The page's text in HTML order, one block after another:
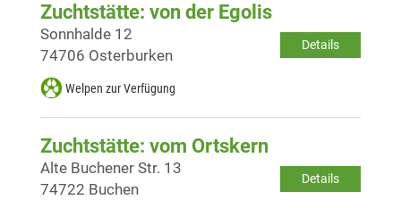
Zuchtstätte: von der Egolis
Details
Sonnhalde 12
74706 Osterburken
Welpen zur Verfügung
Zuchtstätte: vom Ortskern
Details
Alte Buchener Str. 13
74722 Buchen